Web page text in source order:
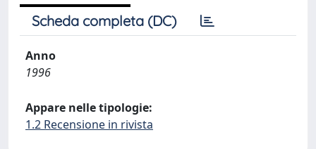
Scheda completa (DC)
Anno
1996
Appare nelle tipologie:
1.2 Recensione in rivista